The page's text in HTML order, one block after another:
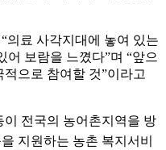
의료 사각지대에 놓여 있는
어 보람을 느꼈다”며 “앞으
으로 참여할 것”이라고
전국의 농어촌지역을 방
지원하는 농촌 복지서비